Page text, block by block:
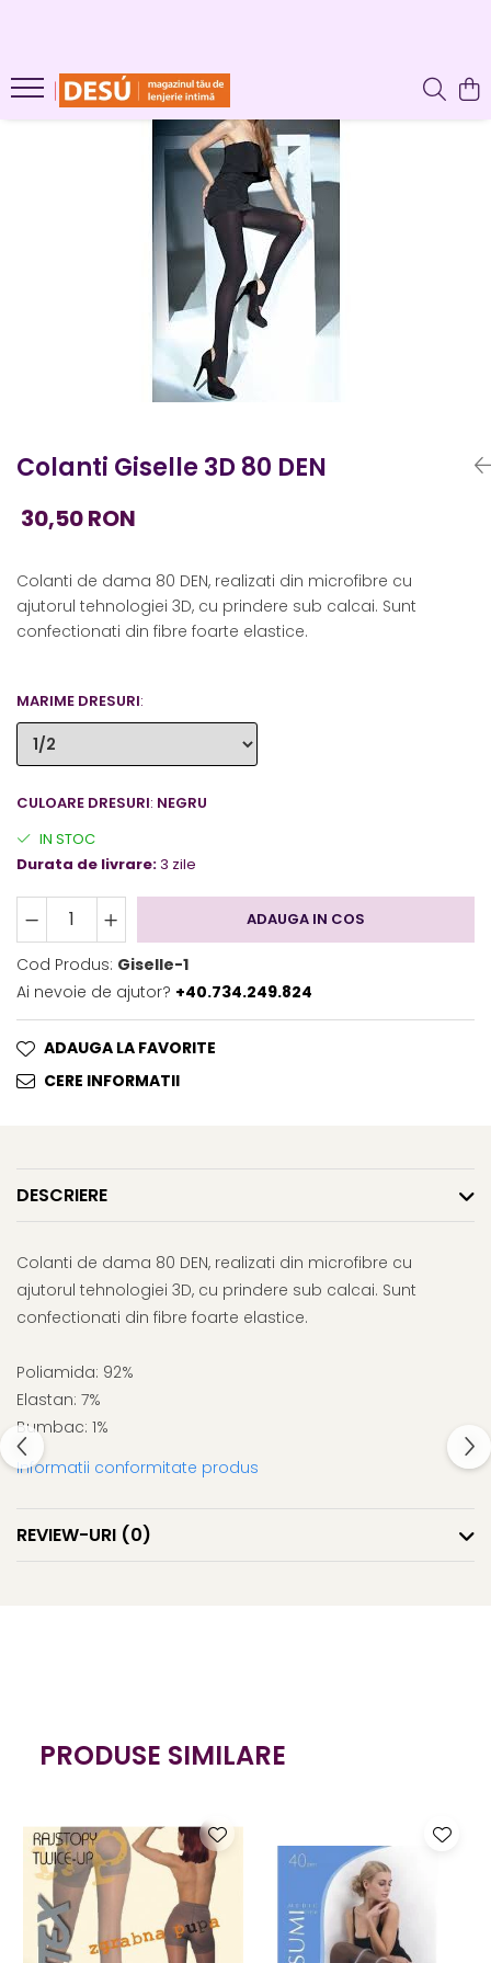
LENJERIE INTIMA
PRODUSE REDUSE
Colanti Giselle 3D 80 DEN
30,50 RON
Colanti de dama 80 DEN, realizati din microfibre cu
ajutorul tehnologiei 3D, cu prindere sub calcai. Sunt
confectionati din fibre foarte elastice.
MARIME DRESURI:
CULOARE DRESURI: NEGRU
IN STOC
Durata de livrare:3 zile
ADAUGA IN COS
Cod Produs: Giselle-1
Ai nevoie de ajutor? +40.734.249.824
ADAUGA LA FAVORITE
CERE INFORMATII
DESCRIERE
Colanti de dama 80 DEN, realizati din microfibre cu
ajutorul tehnologiei 3D, cu prindere sub calcai. Sunt
confectionati din fibre foarte elastice.
Poliamida: 92%
Elastan: 7%
Bumbac: 1%
Informatii conformitate produs
REVIEW-URI (0)
PRODUSE SIMILARE